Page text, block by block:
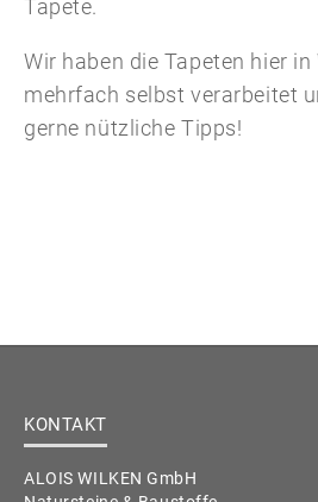
Tapete.
Wir haben die Tapeten hier
mehrfach selbst verarbeitet
gerne nützliche Tipps!
KONTAKT
ALOIS WILKEN GmbH